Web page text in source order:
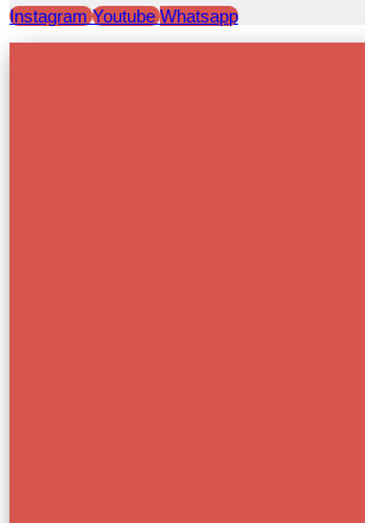
Instagram Youtube Whatsapp